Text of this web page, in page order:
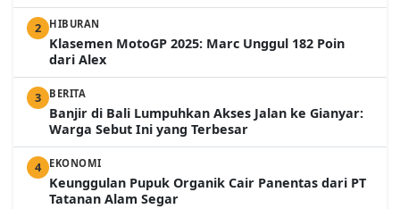
2 HIBURAN
Klasemen MotoGP 2025: Marc Unggul 182 Poin
dari Alex
3 BERITA
Banjir di Bali Lumpuhkan Akses Jalan ke Gianyar:
Warga Sebut Ini yang Terbesar
4 EKONOMI
Keunggulan Pupuk Organik Cair Panentas dari PT
Tatanan Alam Segar